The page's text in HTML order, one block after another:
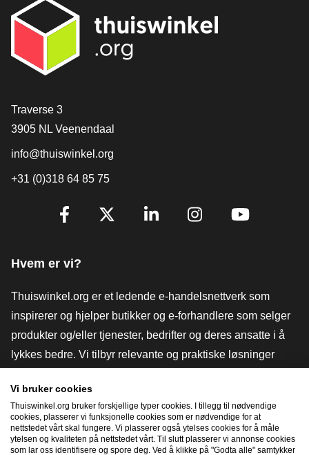
[_General:Contact]
Traverse 3
3905 NL Veenendaal
info@thuiswinkel.org
+31 (0)318 64 85 75
[_General:SocialMediaTitle]
Hvem er vi?
Thuiswinkel.org er et ledende e-handelsnettverk som
inspirerer og hjelper butikker og e-forhandlere som selger
produkter og/eller tjenester, bedrifter og deres ansatte i å
lykkes bedre. Vi tilbyr relevante og praktiske løsninger
verktøy og råd, advokatvirksomhet, markedsundersøkelser,
og har vår egen utdanningsplattform, Thuiswinkel e-
Academy.
Vi bruker cookies
Thuiswinkel.org bruker forskjellige typer cookies. I tillegg til nødvendige
cookies, plasserer vi funksjonelle cookies som er nødvendige for at
nettstedet vårt skal fungere. Vi plasserer også ytelses cookies for å måle
ytelsen og kvaliteten på nettstedet vårt. Til slutt plasserer vi annonse cookies
som lar oss identifisere og spore deg. Ved å klikke på "Godta alle" samtykker